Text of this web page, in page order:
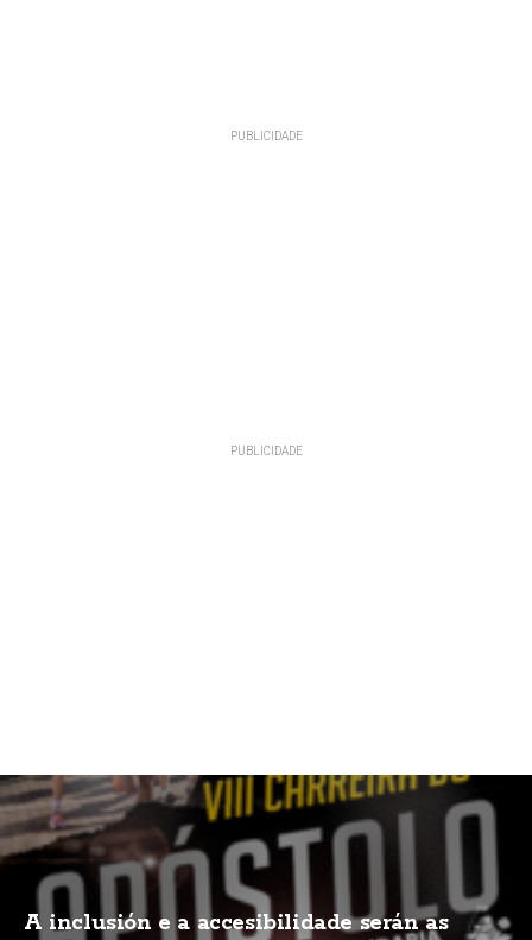
A inclusión e a accesibilidade serán as